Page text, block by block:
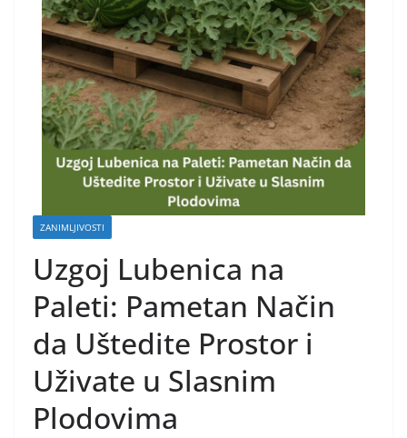
ZANIMLJIVOSTI
Uzgoj Lubenica na
Paleti: Pametan Način
da Uštedite Prostor i
Uživate u Slasnim
Plodovima